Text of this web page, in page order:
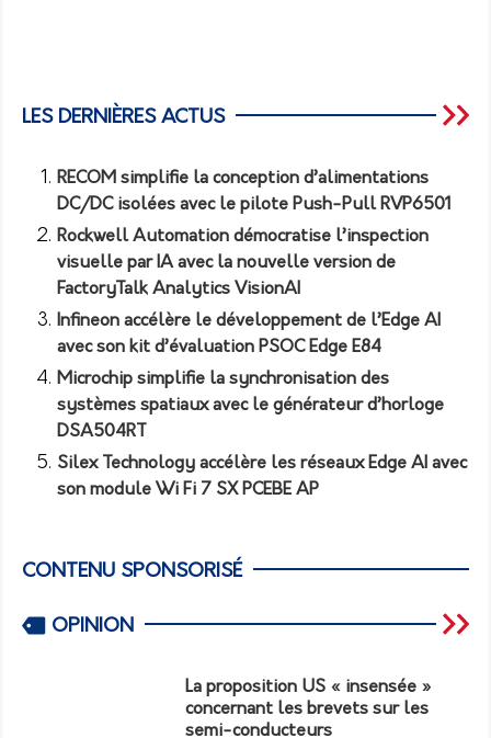
LES DERNIÈRES ACTUS
RECOM simplifie la conception d’alimentations
DC/DC isolées avec le pilote Push-Pull RVP6501
Rockwell Automation démocratise l’inspection
visuelle par IA avec la nouvelle version de
FactoryTalk Analytics VisionAI
Infineon accélère le développement de l’Edge AI
avec son kit d’évaluation PSOC Edge E84
Microchip simplifie la synchronisation des
systèmes spatiaux avec le générateur d’horloge
DSA504RT
Silex Technology accélère les réseaux Edge AI avec
son module Wi Fi 7 SX PCEBE AP
CONTENU SPONSORISÉ
OPINION
La proposition US « insensée »
concernant les brevets sur les
semi-conducteurs